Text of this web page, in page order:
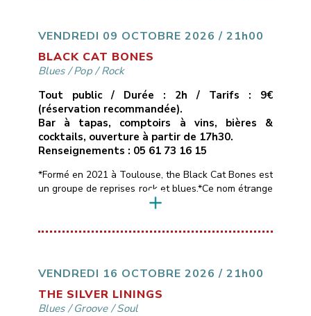
VENDREDI 09 OCTOBRE 2026 / 21h00
BLACK CAT BONES
Blues/Pop/Rock
Tout public / Durée : 2h / Tarifs : 9€
(réservation recommandée).
Bar à tapas, comptoirs à vins, bières &
cocktails, ouverture à partir de 17h30.
Renseignements : 05 61 73 16 15
*Formé en 2021 à Toulouse, the Black Cat Bones est
un groupe de reprises rock et blues.*Ce nom étrange
est emprunté aux paroles d’une chanson de Muddy
référence commune aux 4 membres du groupe
VENDREDI 16 OCTOBRE 2026 / 21h00
THE SILVER LININGS
Blues/Groove/Soul